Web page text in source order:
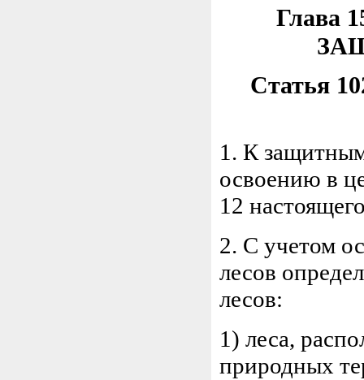
Статья
1. К
освоению в
12
2. С учетом
лесов
лесов:
1) леса,
природных